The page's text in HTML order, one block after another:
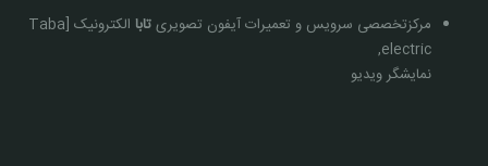
مرکزتخصصی سرویس و تعمیرات آیفون تصویریتابا
الکترونیک [Taba
electric,
نمایشگر ویدیو